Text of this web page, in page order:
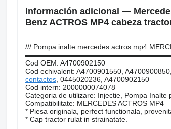
Información adicional —
Benz ACTROS MP4 cabeza
/// Pompa inalte mercedes actros mp4
Cod OEM: A4700902150
Cod echivalent: A4700901550,
contactos, 0445020236, A4700902150
Cod intern: 2000000074078
Categoria de utilizare: Injectie, Pompa Inalte
Compatibilitate: MERCEDES ACTROS MP4
* Piesa originala, perfect functionala,
* Cap tractor rulat in strainatate.